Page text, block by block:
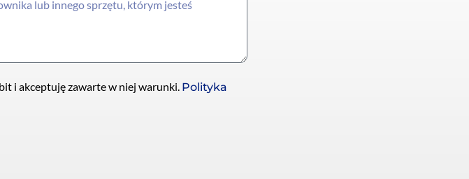
i akceptuję zawarte w niej warunki. Polityka